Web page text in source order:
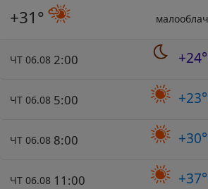
+31°
ЧТ 06.08 2:00
ЧТ 06.08 5:00
ЧТ 06.08 8:00
ЧТ 06.08 11:00